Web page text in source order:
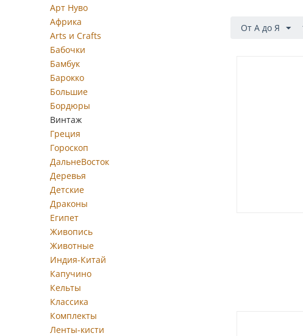
Арт Нуво
Африка
Arts и Crafts
Бабочки
Бамбук
Барокко
Большие
Бордюры
Винтаж
Греция
Гороскоп
ДальнеВосток
Деревья
Детские
Драконы
Египет
Живопись
Животные
Индия-Китай
Капучино
Кельты
Классика
Комплекты
Ленты-кисти
От А до Я